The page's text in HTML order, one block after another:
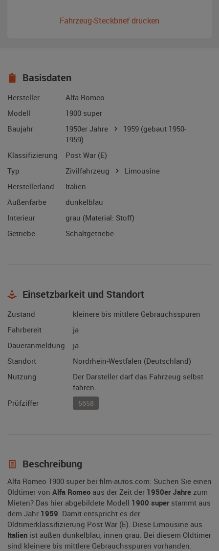
Fahrzeug-Steckbrief drucken
Basisdaten
Hersteller
Alfa Romeo
Modell
1900 super
Baujahr
1950er Jahre 1959 (gebaut 1950-
1959)
Klassifizierung
Post War (E)
Typ
Zivilfahrzeug
Limousine
Herstellerland
Italien
Außenfarbe
dunkelblau
Interieur
grau (Material: Stoff)
Getriebe
Schaltgetriebe
Einsetzbarkeit und Standort
Zustand
kleinere bis mittlere Gebrauchsspuren
Fahrbereit
ja
Daueranmeldung
ja
Standort
Nordrhein-Westfalen (Deutschland)
Nutzung
Der Darsteller darf das Fahrzeug selbst
fahren.
Prüfziffer
5658
Beschreibung
Alfa Romeo 1900 super bei film-autos.com: Suchen Sie einen
Oldtimer von Alfa Romeo aus der Zeit der 1950er Jahre zum
Mieten? Das hier abgebildete Modell 1900 super stammt aus
dem Jahr 1959 . Damit entspricht es der
Oldtimerklassifizierung Post War (E). Diese Limousine aus
Italien ist außen dunkelblau, innen grau. Bei diesem Oldtimer
sind kleinere bis mittlere Gebrauchsspuren vorhanden.